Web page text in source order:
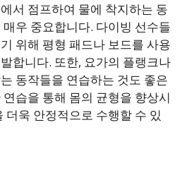
서 점프하여 물에 착지하는 동
우 중요합니다. 다이빙 선수들
위해 평형 패드나 보드를 사용
합니다. 또한, 요가의 플랭크나
동작들을 연습하는 것도 좋은
습을 통해 몸의 균형을 향상시
더욱 안정적으로 수행할 수 있